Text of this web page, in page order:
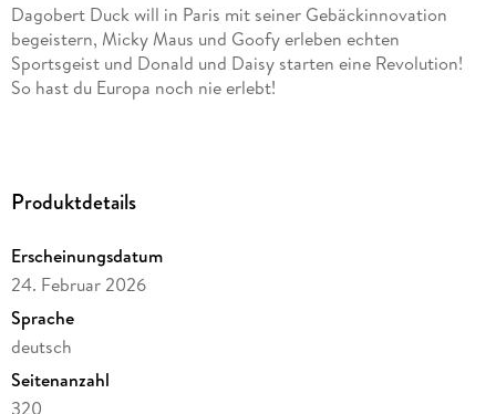
Dagobert Duck will in Paris mit seiner Gebäckinnovation
begeistern, Micky Maus und Goofy erleben echten
Sportsgeist und Donald und Daisy starten eine Revolution!
So hast du Europa noch nie erlebt!
über 300 Seiten!
daher nur auf Geräten und Leseprogrammen nutzbar, die die
Darstellung von Fixed-Layout-eBooks im epub- oder mobi/KF8-
Format unterstützen. Wir empfehlen in jedem Fall die Darstellung
auf Tablets und anderen Geräten mit Farbbildschirm.
Produktdetails
Erscheinungsdatum
24. Februar 2026
Sprache
deutsch
Seitenanzahl
320